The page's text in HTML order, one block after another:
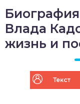
Влада
жизнь и
Текст